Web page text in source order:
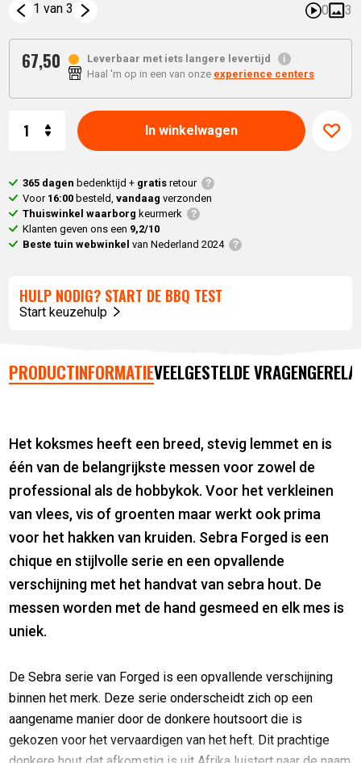
1 van 3 0 3
67,50
Leverbaar met iets langere levertijd
Haal 'm op in een van onze experience centers
In winkelwagen
365 dagen bedenktijd + gratisretour
Voor 16:00 besteld,vandaag verzonden
Thuiswinkel waarborg keurmerk
Klanten geven ons een 9,2/10
Beste tuin webwinkel van Nederland 2024
HULP NODIG? START DE BBQ TEST
Start keuzehulp
PRODUCTINFORMATIEVEELGESTELDE VRAGEN
Het koksmes heeft een breed, stevig lemmet en is
één van de belangrijkste messen voor zowel de
professional als de hobbykok. Voor het verkleinen
van vlees, vis of groenten maar werkt ook prima
voor het hakken van kruiden. Sebra Forged is een
chique en stijlvolle serie en een opvallende
verschijning met het handvat van sebra hout. De
messen worden met de hand gesmeed en elk mes is
uniek.
De Sebra serie van Forged is een opvallende verschijning
binnen het merk. Deze serie onderscheidt zich op een
aangename manier door de donkere houtsoort die is
gekozen voor het vervaardigen van het heft. Dit prachtige